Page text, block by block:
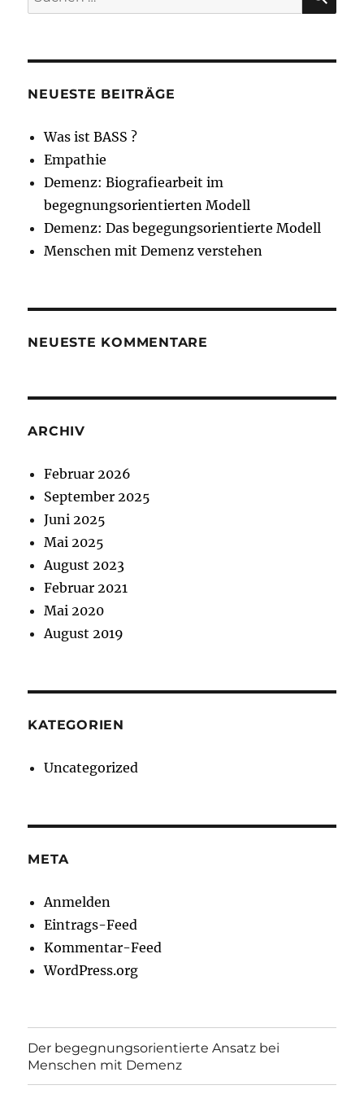
nach:
NEUESTE BEITRÄGE
Was ist BASS ?
Empathie
Demenz: Biografiearbeit im
begegnungsorientierten Modell
Demenz: Das begegungsorientierte Modell
Menschen mit Demenz verstehen
NEUESTE KOMMENTARE
ARCHIV
Februar 2026
September 2025
Juni 2025
Mai 2025
August 2023
Februar 2021
Mai 2020
August 2019
KATEGORIEN
Uncategorized
META
Anmelden
Eintrags-Feed
Kommentar-Feed
WordPress.org
Der begegnungsorientierte Ansatz bei
Menschen mit Demenz